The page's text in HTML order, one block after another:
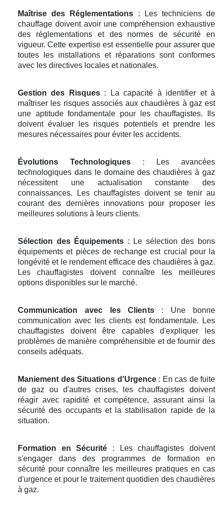
Maîtrise des Réglementations : Les techniciens de
chauffage doivent avoir une compréhension exhaustive
des réglementations et des normes de sécurité en
vigueur. Cette expertise est essentielle pour assurer que
toutes les installations et réparations sont conformes
avec les directives locales et nationales.
Gestion des Risques: La capacité à identifier et à
maîtriser les risques associés aux chaudières à gaz est
une aptitude fondamentale pour les chauffagistes. Ils
doivent évaluer les risques potentiels et prendre les
mesures nécessaires pour éviter les accidents.
Évolutions Technologiques : Les avancées
technologiques dans le domaine des chaudières à gaz
nécessitent une actualisation constante des
connaissances. Les chauffagistes doivent se tenir au
courant des dernières innovations pour proposer les
meilleures solutions à leurs clients.
Sélection des Équipements : Le sélection des bons
équipements et pièces de rechange est crucial pour la
longévité et le rendement efficace des chaudières à gaz.
Les chauffagistes doivent connaître les meilleures
options disponibles sur le marché.
Communication avec les Clients: Une bonne
communication avec les clients est fondamentale. Les
chauffagistes doivent être capables d'expliquer les
problèmes de manière compréhensible et de fournir des
conseils adéquats.
Maniement des Situations d'Urgence: En cas de fuite
de gaz ou d'autres crises, les chauffagistes doivent
réagir avec rapidité et compétence, assurant ainsi la
sécurité des occupants et la stabilisation rapide de la
situation.
Formation en Sécurité : Les chauffagistes doivent
s'engager dans des programmes de formation en
sécurité pour connaître les meilleures pratiques en cas
d'urgence et pour le traitement quotidien des chaudières
à gaz.